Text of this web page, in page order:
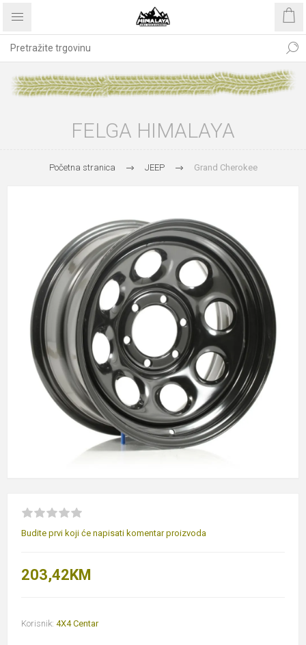
FELGA HIMALAYA
Početna stranica JEEP Grand Cherokee
Budite prvi koji će napisati komentar proizvoda
203,42KM
Korisnik: 4X4 Centar